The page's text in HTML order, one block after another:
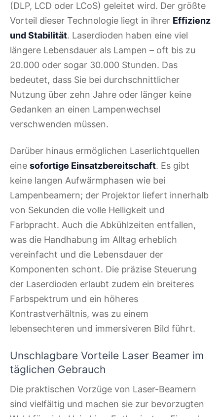
(DLP, LCD oder LCoS) geleitet wird. Der größte
Vorteil dieser Technologie liegt in ihrer Effizienz
und Stabilität. Laserdioden haben eine viel
längere Lebensdauer als Lampen – oft bis zu
20.000 oder sogar 30.000 Stunden. Das
bedeutet, dass Sie bei durchschnittlicher
Nutzung über zehn Jahre oder länger keine
Gedanken an einen Lampenwechsel
verschwenden müssen.
Darüber hinaus ermöglichen Laserlichtquellen
eine sofortige Einsatzbereitschaft. Es gibt
keine langen Aufwärmphasen wie bei
Lampenbeamern; der Projektor liefert innerhalb
von Sekunden die volle Helligkeit und
Farbpracht. Auch die Abkühlzeiten entfallen,
was die Handhabung im Alltag erheblich
vereinfacht und die Lebensdauer der
Komponenten schont. Die präzise Steuerung
der Laserdioden erlaubt zudem ein breiteres
Farbspektrum und ein höheres
Kontrastverhältnis, was zu einem
lebensechteren und immersiveren Bild führt.
Unschlagbare Vorteile Laser Beamer im
täglichen Gebrauch
Die praktischen Vorzüge von Laser-Beamern
sind vielfältig und machen sie zur bevorzugten